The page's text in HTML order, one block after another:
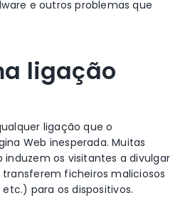
e outros problemas que
ligação
ligação que o
Web inesperada. Muitas
induzem os visitantes a divulgar
ficheiros maliciosos
etc.) para os dispositivos.